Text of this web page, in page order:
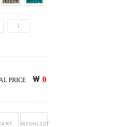
L
PRICE ￦ 0
WISHLIST